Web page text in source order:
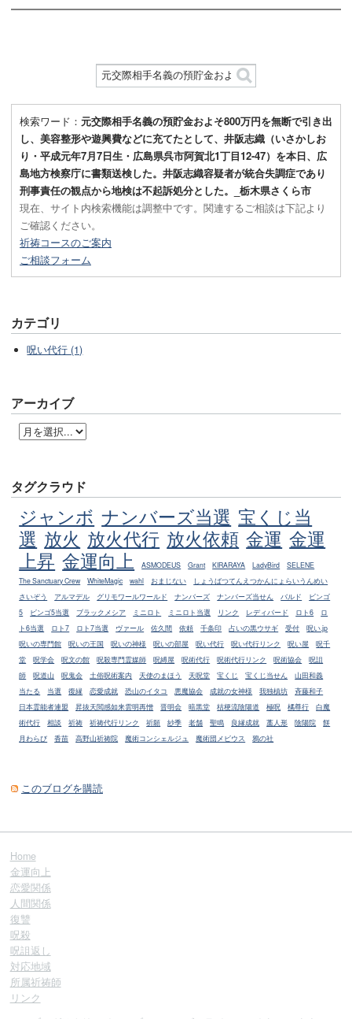
検索ワード： 元交際相手名義の預貯金およそ800万円を無断で引き出
し、美容整形や遊興費などに充てたとして、井阪志織（いさかしお
り・平成元年7月7日生・広島県呉市阿賀北1丁目12-47）を本日、広
島地方検察庁に書類送検した。井阪志織容疑者が統合失調症であり
刑事責任の観点から地検は不起訴処分とした。_栃木県さくら市
現在、サイト内検索機能は調整中です。関連するご相談は下記より
ご確認ください。
祈祷コースのご案内
ご相談フォーム
カテゴリ
呪い代行 (1)
アーカイブ
タグクラウド
ジャンボ ナンバーズ当選 宝くじ当
選 放火 放火代行 放火依頼 金運 金運
上昇 金運向上 ASMODEUS Grant KIRARAYA LadyBird
SELENE
The Sanctuary Crew
WhiteMagic wahl おまじない
しょうばつてんえつかんにょらいうんめい
さいぞう
アルマデル グリモワールワールド ナンバーズ ナンバーズ当せん バルド
ビンゴ
5
ビンゴ5当選 ブラックメシア ミニロト ミニロト当選 リンク レディバード ロト6
ロ
ト6当選
ロト7 ロト7当選 ヴァール 佐久間 依頼 千条印 占いの黒ウサギ 受付
呪い.jp
呪いの専門館
呪いの王国 呪いの神様 呪いの部屋 呪い代行 呪い代行リンク 呪い屋
呪千
堂
呪学会 呪文の館 呪殺専門霊媒師 呪縛屋 呪術代行 呪術代行リンク 呪術協会
呪詛
師
呪道山 呪鬼会 土俗呪術案内 天使のまほう 天呪堂 宝くじ 宝くじ当せん
山田和義
当たる
当選 復縁 恋愛成就 恐山のイタコ 悪魔協会 成就の女神様 我独槙坊
斉藤和子
日本霊能者連盟
昇抜天閲感如来雲明再憎 晋明会 暗黒堂 桔梗流陰陽道 極呪 橘尊行
白魔
術代行
相談 祈祷 祈祷代行リンク 祈願 紗季 老舗 聖鳴 良縁成就 藁人形 陰陽院
餅
月わらび
香苗 高野山祈祷院 魔術コンシェルジュ 魔術団メビウス 鴉の社
このブログを購読
Home
金運向上
恋愛関係
人間関係
復讐
呪殺
呪詛返し
対応地域
所属祈祷師
リンク